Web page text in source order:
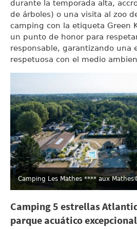
durante la temporada alta,
de árboles) o una visita al zoo
camping con la etiqueta Green
un punto de honor para
responsable, garantizando una
respetuosa con el medio
Camping Les Mathes **** aux Mathes
Camping 5 estrellas
parque acuático excepcional